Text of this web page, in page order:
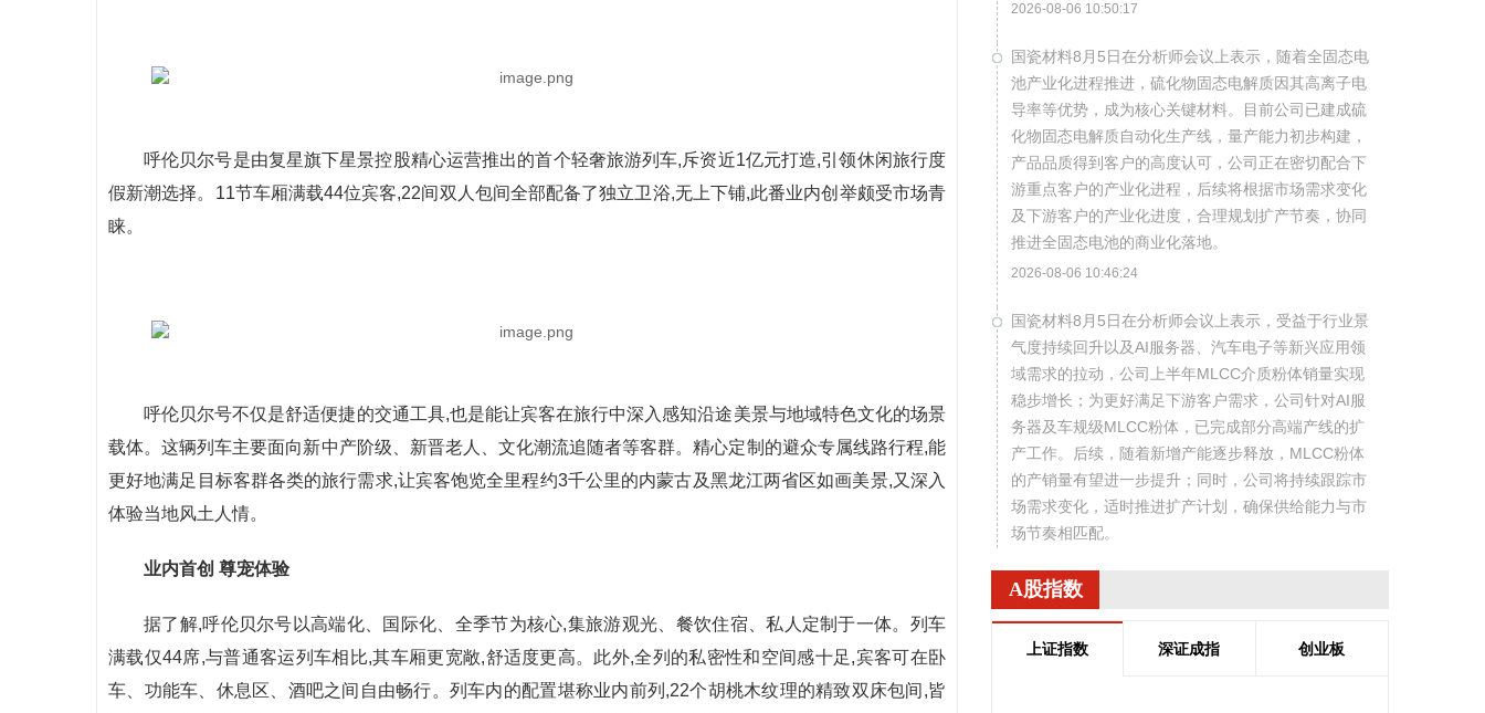
呼伦贝尔号是由复星旗下星景控股精心运营推出的首个轻奢旅游列车,斥资近1亿元打造,引领休闲旅行度
假新潮选择。11节车厢满载44位宾客,22间双人包间全部配备了独立卫浴,无上下铺,此番业内创举颇受市场青
睐。
呼伦贝尔号不仅是舒适便捷的交通工具,也是能让宾客在旅行中深入感知沿途美景与地域特色文化的场景
载体。这辆列车主要面向新中产阶级、新晋老人、文化潮流追随者等客群。精心定制的避众专属线路行程,能
更好地满足目标客群各类的旅行需求,让宾客饱览全里程约3千公里的内蒙古及黑龙江两省区如画美景,又深入
体验当地风土人情。
业内首创 尊宠体验
据了解,呼伦贝尔号以高端化、国际化、全季节为核心,集旅游观光、餐饮住宿、私人定制于一体。列车
满载仅44席,与普通客运列车相比,其车厢更宽敞,舒适度更高。此外,全列的私密性和空间感十足,宾客可在卧
车、功能车、休息区、酒吧之间自由畅行。列车内的配置堪称业内前列,22个胡桃木纹理的精致双床包间,皆
2026-08-06 10:50:17
国瓷材料8月5日在分析师会议上表示，随着全固态电
池产业化进程推进，硫化物固态电解质因其高离子电
导率等优势，成为核心关键材料。目前公司已建成硫
化物固态电解质自动化生产线，量产能力初步构建，
产品品质得到客户的高度认可，公司正在密切配合下
游重点客户的产业化进程，后续将根据市场需求变化
及下游客户的产业化进度，合理规划扩产节奏，协同
推进全固态电池的商业化落地。
2026-08-06 10:46:24
国瓷材料8月5日在分析师会议上表示，受益于行业景
气度持续回升以及AI服务器、汽车电子等新兴应用领
域需求的拉动，公司上半年MLCC介质粉体销量实现
稳步增长；为更好满足下游客户需求，公司针对AI服
务器及车规级MLCC粉体，已完成部分高端产线的扩
产工作。后续，随着新增产能逐步释放，MLCC粉体
的产销量有望进一步提升；同时，公司将持续跟踪市
场需求变化，适时推进扩产计划，确保供给能力与市
场节奏相匹配。
当地时间8月5日，美国白宫新闻秘书莱维特表示，有
关总统特朗普与国防部长赫格塞思在马里兰州戴维
A股指数
上证指数 深证成指 创业板